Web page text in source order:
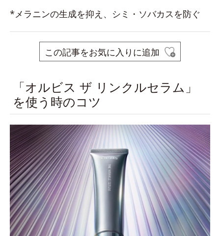
*メラニンの生成を抑え、シミ・ソバカスを防ぐ
この記事をお気に入りに追加
「オルビス ザ リンクルセラム」
を使う時のコツ